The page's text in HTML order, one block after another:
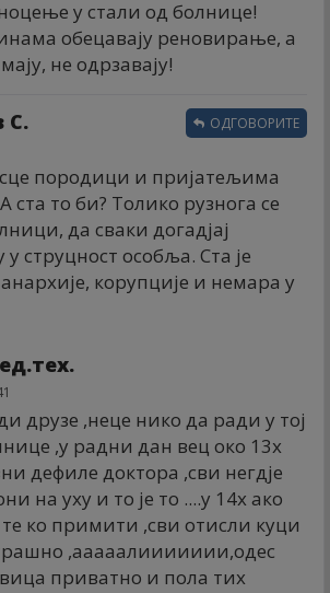
у стали од болнице!
обецавају реновирање, а
не одрзавају!
С.
породици и пријатељима
ста то би? Толико рузнога се
да сваки догадјај
струцност особља. Ста је
корупције и немара у
ОДГОВОРИТЕ
друзе ,неце нико да ради у тој
,у радни дан вец око 13х
дефиле доктора ,сви негдје
на уху и то је то ....у 14х ако
ко примити ,сви отисли куци
,ааааалиииииии,одес
приватно и пола тих